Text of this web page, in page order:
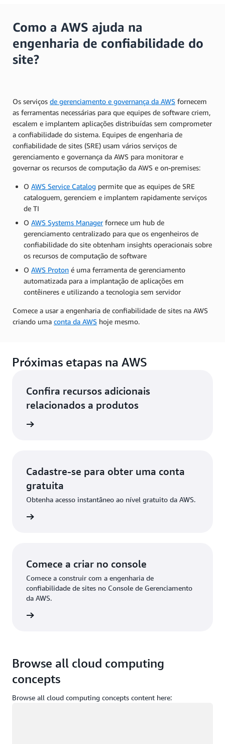
Como a AWS ajuda na
engenharia de confiabilidade do
site?
Os serviços de gerenciamento e governança da AWS fornecem
as ferramentas necessárias para que equipes de software criem,
escalem e implantem aplicações distribuídas sem comprometer
a confiabilidade do sistema. Equipes de engenharia de
confiabilidade de sites (SRE) usam vários serviços de
gerenciamento e governança da AWS para monitorar e
governar os recursos de computação da AWS e on-premises:
O AWS Service Catalog permite que as equipes de SRE
cataloguem, gerenciem e implantem rapidamente serviços
de TI
O AWS Systems Managerfornece um hub de
gerenciamento centralizado para que os engenheiros de
confiabilidade do site obtenham insights operacionais sobre
os recursos de computação de software
O AWS Proton é uma ferramenta de gerenciamento
automatizada para a implantação de aplicações em
contêineres e utilizando a tecnologia sem servidor
Comece a usar a engenharia de confiabilidade de sites na AWS
criando uma conta da AWS hoje mesmo.
Próximas etapas na AWS
Confira recursos adicionais
relacionados a produtos
Cadastre-se para obter uma conta
gratuita
Obtenha acesso instantâneo ao nível gratuito da AWS.
Comece a criar no console
Comece a construir com a engenharia de
confiabilidade de sites no Console de Gerenciamento
da AWS.
Browse all cloud computing
concepts
Browse all cloud computing concepts content here: